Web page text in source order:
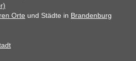
Orte und Städte in Brandenburg